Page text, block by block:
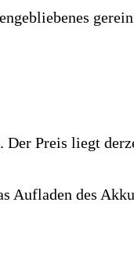
Der Preis liegt
Aufladen des